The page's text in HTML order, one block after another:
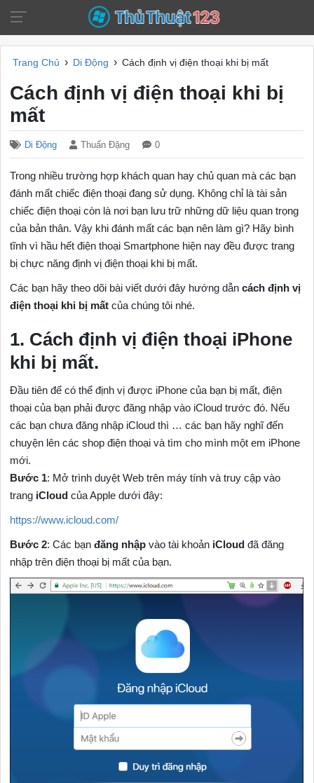
Trang Chủ › Di Động › Cách định vị điện thoại khi bị mất
Cách định vị điện thoại khi bị
mất
Di Động Thuấn Đặng 0
Trong nhiều trường hợp khách quan hay chủ quan mà các bạn
đánh mất chiếc điện thoại đang sử dụng. Không chỉ là tài sản
chiếc điện thoại còn là nơi bạn lưu trữ những dữ liệu quan trọng
của bản thân. Vậy khi đánh mất các bạn nên làm gì? Hãy bình
tĩnh vì hầu hết điện thoại Smartphone hiện nay đều được trang
bị chực năng định vị điện thoại khi bị mất.
Các bạn hãy theo dõi bài viết dưới đây hướng dẫncách định vị
điện thoại khi bị mất của chúng tôi nhé.
1. Cách định vị điện thoại iPhone
khi bị mất.
Đầu tiên để có thể định vị được iPhone của bạn bị mất, điện
thoại của bạn phải được đăng nhập vào iCloud trước đó. Nếu
các bạn chưa đăng nhập iCloud thì … các bạn hãy nghĩ đến
chuyện lên các shop điện thoại và tìm cho mình một em iPhone
mới.
Bước 1: Mở trình duyệt Web trên máy tính và truy cập vào
trang iCloud của Apple dưới đây:
https://www.icloud.com/
Bước 2: Các bạnđăng nhập vào tài khoản iCloudđã đăng
nhập trên điện thoại bị mất của bạn.